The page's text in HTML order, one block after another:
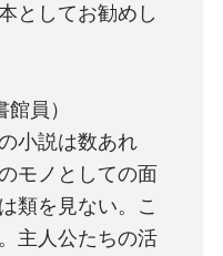
としてお勧めし
員）
小説は数あれ
モノとしての面
類を見ない。こ
主人公たちの活